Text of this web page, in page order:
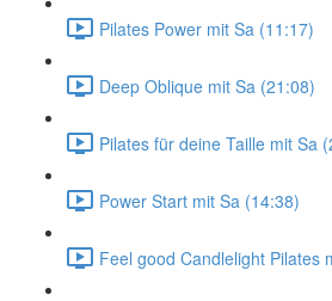
Pilates Power mit Sa (11:17)
Deep Oblique mit Sa (21:08)
Pilates für deine Taille mit Sa
Power Start mit Sa (14:38)
Feel good Candlelight Pilates